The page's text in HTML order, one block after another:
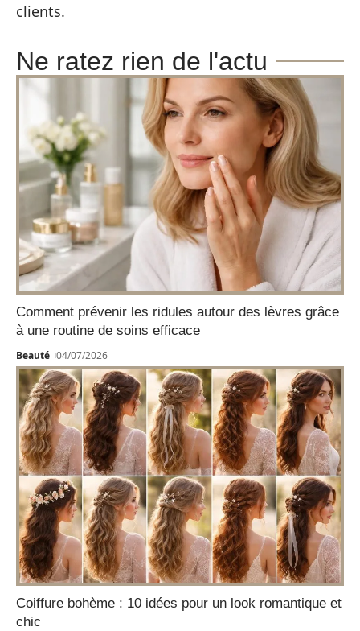
clients.
Ne ratez rien de l'actu
Comment prévenir les ridules autour des lèvres grâce
à une routine de soins efficace
Beauté 04/07/2026
Coiffure bohème : 10 idées pour un look romantique et
chic